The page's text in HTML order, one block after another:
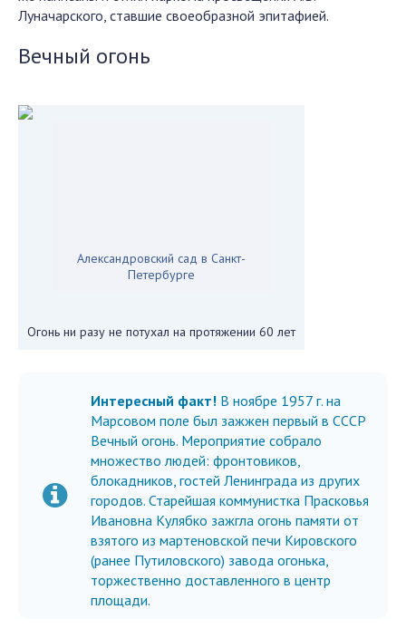
Луначарского, ставшие своеобразной эпитафией.
Вечный огонь
Александровский сад в Санкт-
Петербурге
Огонь ни разу не потухал на протяжении 60 лет
Интересный факт! В ноябре 1957 г. на
Марсовом поле был зажжен первый в СССР
Вечный огонь. Мероприятие собрало
множество людей: фронтовиков,
блокадников, гостей Ленинграда из других
городов. Старейшая коммунистка Прасковья
Ивановна Кулябко зажгла огонь памяти от
взятого из мартеновской печи Кировского
(ранее Путиловского) завода огонька,
торжественно доставленного в центр
площади.